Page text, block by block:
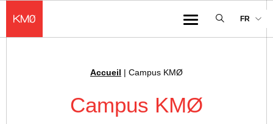
Menu
FR
Accueil | Campus KMØ
Campus KMØ